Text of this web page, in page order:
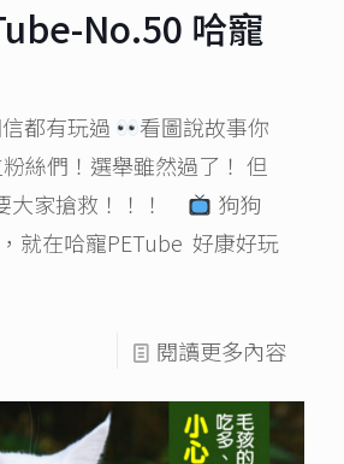
No.50 哈寵
都有玩過
看圖說故事你
絲們！選舉雖然過了！ 但
大家搶救！！！
狗狗
就在哈寵PETube 好康好玩
閱讀更多內容